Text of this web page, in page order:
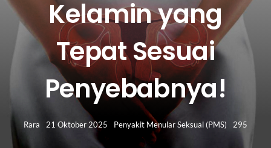
HUBUNGI KAMI
Kelamin yang
Tepat Sesuai
Penyebabnya!
Rara 21 Oktober 2025 Penyakit Menular Seksual (PMS) 295